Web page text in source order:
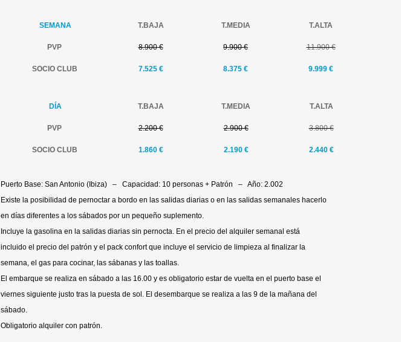
SEMANA T.BAJA T.MEDIA T.ALTA
PVP 8.900 € 9.900 € 11.900 €
SOCIO CLUB 7.525 € 8.375 € 9.999 €
DÍA T.BAJA T.MEDIA T.ALTA
PVP 2.200 € 2.900 € 3.800 €
SOCIO CLUB 1.860 € 2.190 € 2.440 €
Puerto Base: San Antonio (Ibiza) – Capacidad: 10 personas + Patrón – Año: 2.002
Existe la posibilidad de pernoctar a bordo en las salidas diarias o en las salidas semanales hacerlo
en días diferentes a los sábados por un pequeño suplemento.
Incluye la gasolina en la salidas diarias sin pernocta. En el precio del alquiler semanal está
incluido el precio del patrón y el pack confort que incluye el servicio de limpieza al finalizar la
semana, el gas para cocinar, las sábanas y las toallas.
El embarque se realiza en sábado a las 16.00 y es obligatorio estar de vuelta en el puerto base el
viernes siguiente justo tras la puesta de sol. El desembarque se realiza a las 9 de la mañana del
sábado.
Obligatorio alquiler con patrón.